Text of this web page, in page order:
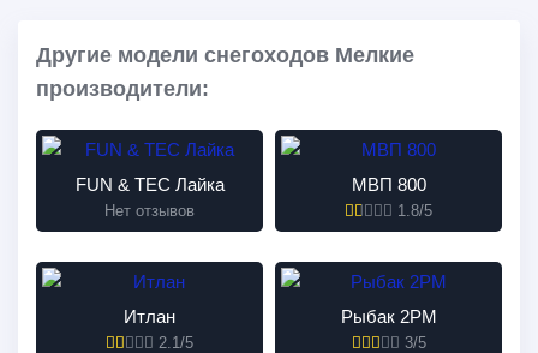
Другие модели снегоходов Мелкие
производители:
FUN & TEC Лайка
Нет отзывов
МВП 800
1.8/5
Итлан
2.1/5
Рыбак 2РМ
3/5